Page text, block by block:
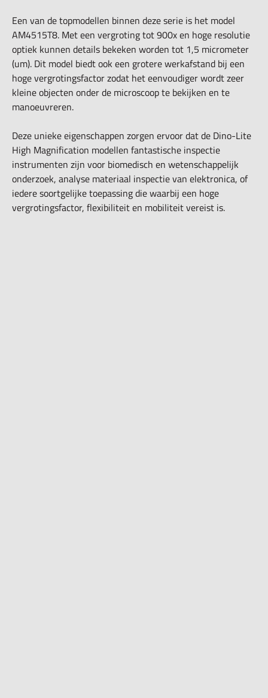
Een van de topmodellen binnen deze serie is het model
AM4515T8. Met een vergroting tot 900x en hoge resolutie
optiek kunnen details bekeken worden tot 1,5 micrometer
(um). Dit model biedt ook een grotere werkafstand bij een
hoge vergrotingsfactor zodat het eenvoudiger wordt zeer
kleine objecten onder de microscoop te bekijken en te
manoeuvreren.
Deze unieke eigenschappen zorgen ervoor dat de Dino-Lite
High Magnification modellen fantastische inspectie
instrumenten zijn voor biomedisch en wetenschappelijk
onderzoek, analyse materiaal inspectie van elektronica, of
iedere soortgelijke toepassing die waarbij een hoge
vergrotingsfactor, flexibiliteit en mobiliteit vereist is.